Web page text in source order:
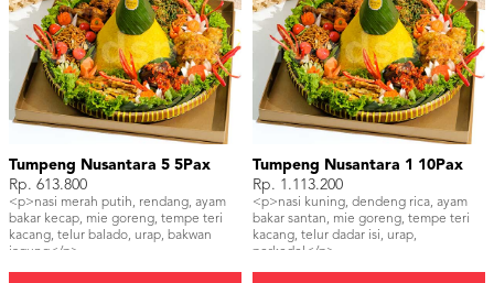
Tumpeng Nusantara 5 5Pax
Rp. 613.800
<p>nasi merah putih, rendang, ayam
bakar kecap, mie goreng, tempe teri
kacang, telur balado, urap, bakwan
jagung</p>
Tumpeng Nusantara 1 10Pax
Rp. 1.113.200
<p>nasi kuning, dendeng rica, ayam
bakar santan, mie goreng, tempe teri
kacang, telur dadar isi, urap,
perkedel</p>